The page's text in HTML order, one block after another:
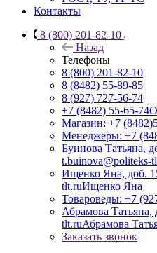
Контакты
8 (800) 201-82-10
Назад
Телефоны
8 (800) 201-82-10
8 (8482) 55-89-85
8 (927) 727-56-74
+7 (8482) 55-65-74
Магазин: +7
Менеджеры: +7
Буинова Татьяна,
t.buinova@politeks-
Ищенко Яна, доб.
tlt.ruИщенко Яна
Товароведы: +7
Абрамова Татьяна,
tlt.ruАбрамова
Заказать звонок